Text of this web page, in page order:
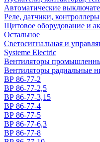
Автоматические
Реле, датчики, контроллеры
Щитовое оборудование и
Остальное
Светосигнальная и
Systeme Electric
Вентиляторы
Вентиляторы радиальные
ВР 86-77-2
ВР 86-77-2,5
ВР 86-77-3,15
ВР 86-77-4
ВР 86-77-5
ВР 86-77-6,3
ВР 86-77-8